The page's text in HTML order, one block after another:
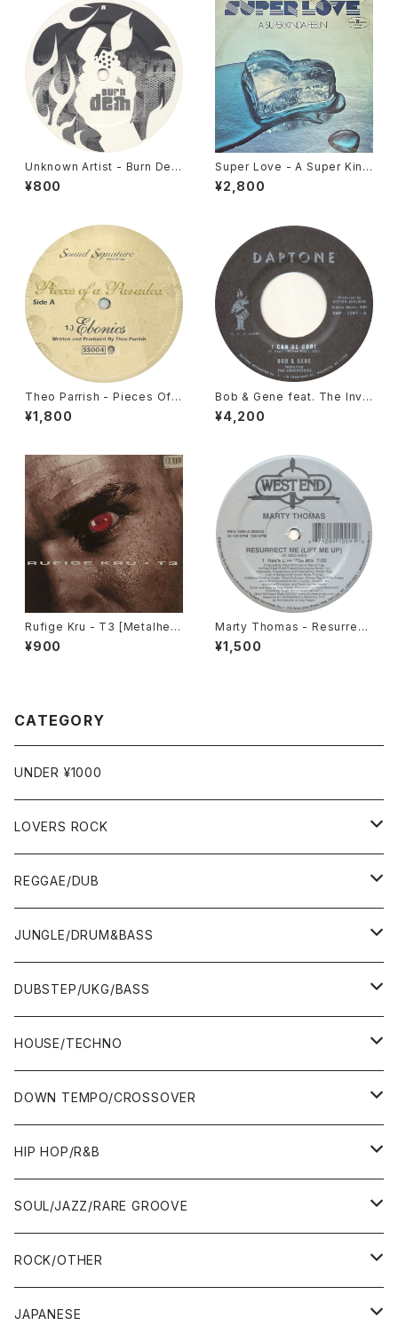
Unknown Artist - Burn Dem
/ Take Me Away [Molten Vi
nyl / 2007]
¥800
Super Love - A Super Kind
a Feelin' [Polskie Nagrania
Muza / 1979]
¥2,800
Theo Parrish - Pieces Of A
Paradox [Sound Signature
/ 1998]
¥1,800
Bob & Gene feat. The Inve
rsions - I Can Be Cool [Da
ptone / 2016]
¥4,200
Rufige Kru - T3 [Metalhea
dz / 1996]
¥900
Marty Thomas - Resurrect
Me (Lift Me Up) [West End
/ 2001]
¥1,500
CATEGORY
UNDER ¥1000
LOVERS ROCK
7"
12"
ALBUM&V.A.
REGGAE/DUB
7"
10"
12"
ALBUM&V.A.
JUNGLE/DRUM&BASS
7"
10"
12"
ALBUM&V.A.
DUBSTEP/UKG/BASS
12"
ALBUM&V.A.
HOUSE/TECHNO
7"
10"
12"
ALBUM&V.A.
DOWN TEMPO/CROSSOVER
7"
12"
ALBUM&V.A.
HIP HOP/R&B
7"
12"
ALBUM&V.A.
SOUL/JAZZ/RARE GROOVE
7"
10"
ROCK/OTHER
7"
JAPANESE